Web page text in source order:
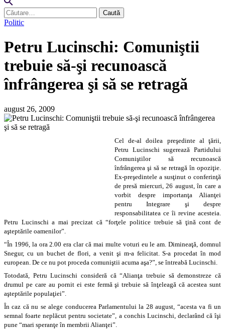
Caută
după:
Politic
Petru Lucinschi: Comuniştii
trebuie să-şi recunoască
înfrângerea şi să se retragă
august 26, 2009
Cel de-al doilea preşedinte al ţării,
Petru Lucinschi sugerează Partidului
Comuniştilor să recunoască
înfrângerea şi să se retragă în opoziţie.
Ex-preşedintele a susţinut o conferinţă
de presă miercuri, 26 august, în care a
vorbit despre importanţa Alianţei
pentru Integrare şi despre
responsabilitatea ce îi revine acesteia.
Petru Lucinschi a mai precizat că “forţele politice trebuie să ţină cont de
aşteptările oamenilor”.
“În 1996, la ora 2.00 era clar că mai multe voturi eu le am. Dimineaţă, domnul
Snegur, cu un buchet de flori, a venit şi m-a felicitat. S-a procedat în mod
european. De ce nu pot proceda comuniştii acuma aşa?”, se întreabă Lucinschi.
Totodată, Petru Lucinschi consideră că “Alianţa trebuie să demonstreze că
drumul pe care au pornit ei este fermă şi trebuie să înţeleagă că acestea sunt
aşteptările populaţiei”.
În caz că nu se alege conducerea Parlamentului la 28 august, “acesta va fi un
semnal foarte neplăcut pentru societate”, a conchis Lucinschi, declarând că îşi
pune “mari speranţe în membrii Alianţei”.